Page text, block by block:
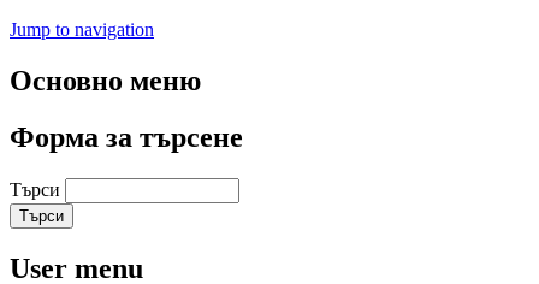
Jump to navigation
Основно меню
Форма за търсене
Търси
User menu